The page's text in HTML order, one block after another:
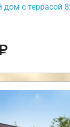
с террасой